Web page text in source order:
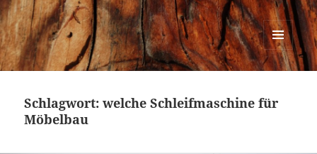
Urban Woodworking
MENÜ
UND
Schlagwort:welche Schleifmaschine für
Möbelbau